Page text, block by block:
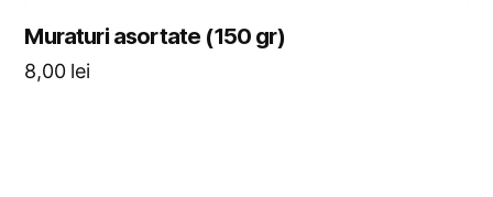
Muraturi asortate (150 gr)
8,00 lei